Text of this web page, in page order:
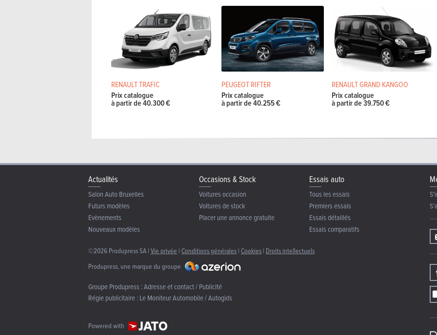
RENAULT TRAFIC
Prix catalogue
à partir de 40.300 €
PEUGEOT RIFTER
Prix catalogue
à partir de 40.255 €
RENAULT GRAND KANGOO
Prix catalogue
à partir de 39.750 €
Actualités
Salon Auto Bruxelles
Futurs modèles
Evènements
Nouveaux modèles
Occasions & Stock
Voitures occasion
Voitures de stock
Placer une annonce gratuite
Essais auto
Tous les essais
Premiers essais
Essais détaillés
Essais comparatifs
©2026 Produpress SA | Vie privée | Conditions générales | Cookies | Droits intellectuels
Produpress, une marque du groupe
Groupe Produpress :Adresse et contact / Publicité
Régie publicitaire :Le Moniteur Automobile / Autogids
Powered with